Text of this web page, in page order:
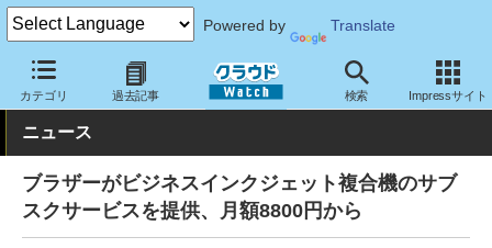
Powered by Translate
カテゴリ 過去記事 検索 Impressサイト
クラウド Watch サービス・ソフト サービス その他
ニュース
ブラザーがビジネスインクジェット複合機のサブ
スクサービスを提供、月額8800円から